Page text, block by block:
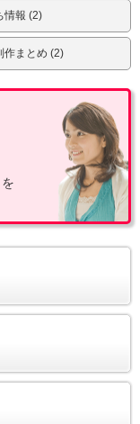
情報 (2)
作まとめ (2)